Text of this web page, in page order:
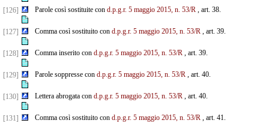
[126] Parole così sostituite con d.p.g.r. 5 maggio 2015, n. 53/R, art. 38.
[127] Comma così sostituito con d.p.g.r. 5 maggio 2015, n. 53/R, art. 39.
[128] Comma inserito con d.p.g.r. 5 maggio 2015, n. 53/R, art. 39.
[129] Parole soppresse con d.p.g.r. 5 maggio 2015, n. 53/R, art. 40.
[130] Lettera abrogata con d.p.g.r. 5 maggio 2015, n. 53/R, art. 40.
[131] Comma così sostituito con d.p.g.r. 5 maggio 2015, n. 53/R, art. 41.